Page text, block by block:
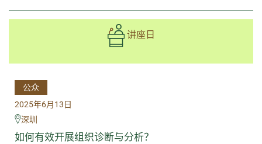
讲座日
公众
2025年6月13日
深圳
如何有效开展组织诊断与分析？